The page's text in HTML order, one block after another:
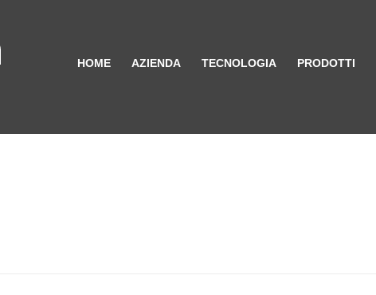
HOME AZIENDA TECNOLOGIA PRODOTTI